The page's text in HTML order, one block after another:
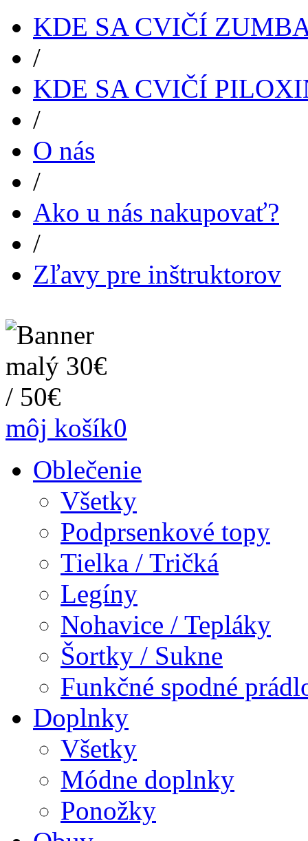
KDE SA CVIČÍ
/
KDE SA CVIČÍ
/
O nás
/
Ako u nás nakupovať?
/
Zľavy pre inštruktorov
môj košík0
Oblečenie
Všetky
Podprsenkové topy
Tielka / Tričká
Legíny
Nohavice / Tepláky
Šortky / Sukne
Funkčné spodné
Doplnky
Všetky
Módne doplnky
Ponožky